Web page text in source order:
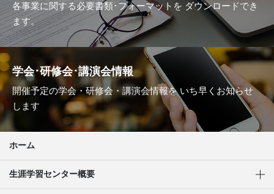
各事業に関する必要書類･フォーマットを ダウンロードでき
ます。
学会･研修会･講演会情報
開催予定の学会・研修会・講演会情報をいち早くお知らせ
します
ホーム
生涯学習センター概要